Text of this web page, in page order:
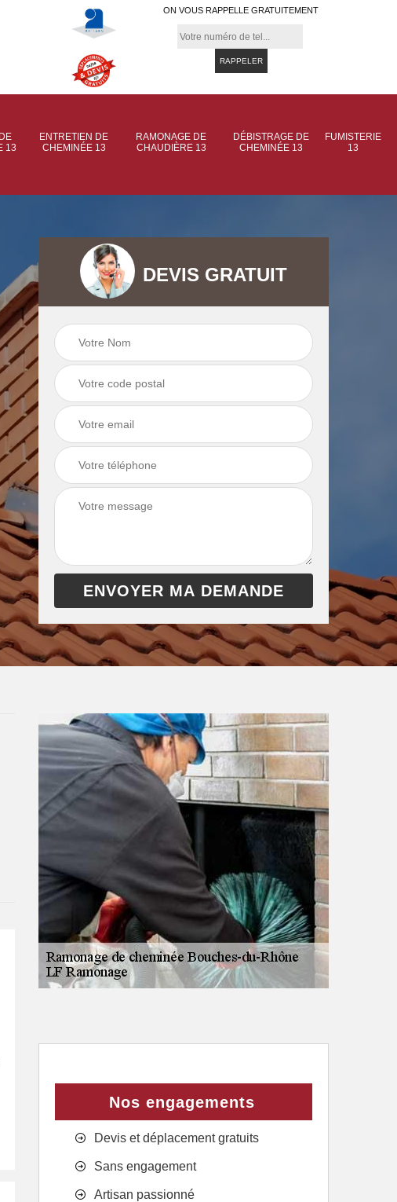
ON VOUS RAPPELLE GRATUITEMENT
13
ENTRETIEN DE
CHEMINÉE 13
RAMONAGE DE
CHAUDIÈRE 13
DÉBISTRAGE DE
CHEMINÉE 13
FUMISTERIE
13
pose de
bois et
13
Ramonage de
chaudière 13
Ramonage de
cheminée 13
DEVIS GRATUIT
Nos engagements
Devis et déplacement gratuits
Sans engagement
Artisan passionné